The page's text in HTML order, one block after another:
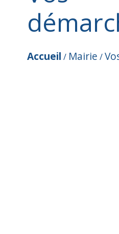
Accueil / Mairie /